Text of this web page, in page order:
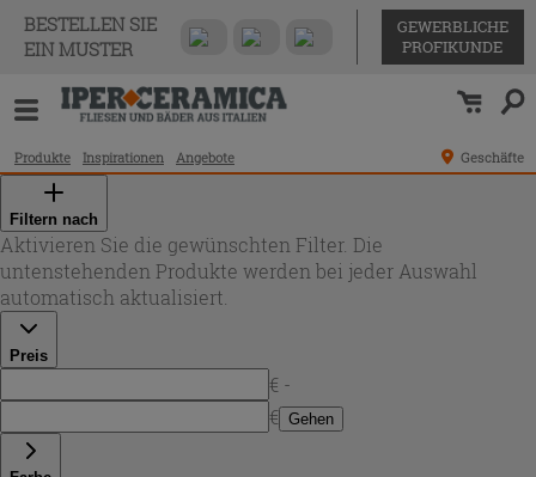
BESTELLEN SIE
EIN MUSTER
GEWERBLICHE
PROFIKUNDE
Produkte Inspirationen Angebote Geschäfte
Filtern nach
Aktivieren Sie die gewünschten Filter. Die
untenstehenden Produkte werden bei jeder Auswahl
automatisch aktualisiert.
Preis
€ -
€ Gehen